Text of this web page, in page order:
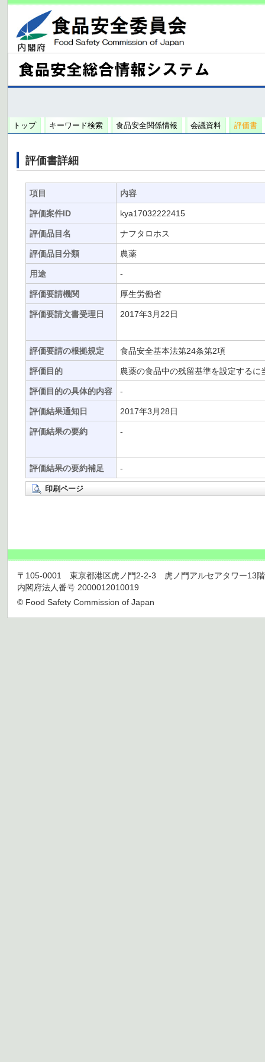
トップ キーワード検索 食品安全関係情報 会議資料 評価書
評価書詳細
項目 内容
評価案件ID kya17032222415
評価品目名 ナフタロホス
評価品目分類 農薬
用途 -
評価要請機関 厚生労働省
評価要請文書受理日 2017年3月22日
評価要請の根拠規定 食品安全基本法第24条第2項
評価目的 農薬の食品中の残留基準を設定するに
評価目的の具体的内容 -
評価結果通知日 2017年3月28日
評価結果の要約 -
評価結果の要約補足 -
印刷ページ
〒105-0001 東京都港区虎ノ門2-2-3 虎ノ門アルセアタワー13
内閣府法人番号 2000012010019
© Food Safety Commission of Japan